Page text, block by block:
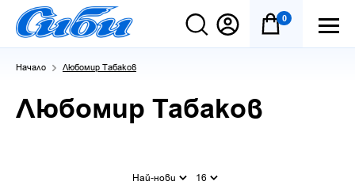
0
Начало Любомир Табаков
Любомир Табаков
Най-нови 16